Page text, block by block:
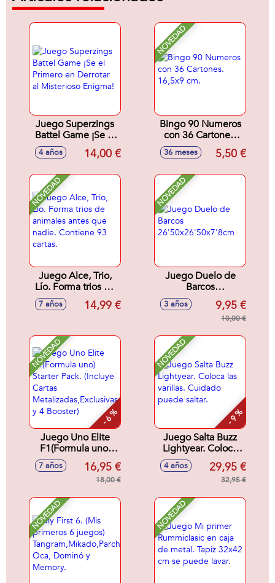
Juego Superzings
Battel Game ¡Se el
Primero en Derrotar
al Misterioso
4 años 14,00 €
NOVEDAD
Bingo 90 Numeros
con 36 Cartones.
16,5x9 cm.
36 meses 5,50 €
NOVEDAD
Juego Alce, Trio,
Lío. Forma trios de
animales antes que
nadie. Contiene 93
7 años 14,99 €
NOVEDAD
Juego Duelo de
Barcos
26'50x26'50x7'8cm
3 años 9,95 €
10,00 €
NOVEDAD
- 6 %
Juego Uno Elite
F1(Formula uno)
Starter Pack.
(Incluye Cartas
Metalizadas,Exclusivas
7 años 16,95 €
18,00 €
NOVEDAD
- 9 %
Juego Salta Buzz
Lightyear. Coloca
las varillas. Cuidado
puede saltar.
4 años 29,95 €
32,95 €
NOVEDAD NOVEDAD